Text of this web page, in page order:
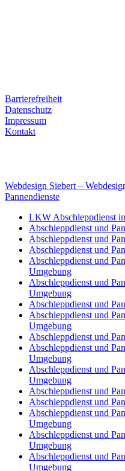
Barrierefreiheit
Datenschutz
Impressum
Kontakt
Webdesign Siebert –
Pannendienste
LKW Abschleppdienst
Abschleppdienst und
Abschleppdienst und
Abschleppdienst und
Abschleppdienst und
Umgebung
Abschleppdienst und
Umgebung
Abschleppdienst und
Abschleppdienst und
Umgebung
Abschleppdienst und
Abschleppdienst und
Umgebung
Abschleppdienst und
Umgebung
Abschleppdienst und
Abschleppdienst und
Abschleppdienst und
Umgebung
Abschleppdienst und
Umgebung
Abschleppdienst und
Umgebung